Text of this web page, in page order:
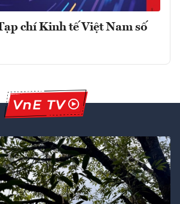
chí Kinh tế Việt Nam số